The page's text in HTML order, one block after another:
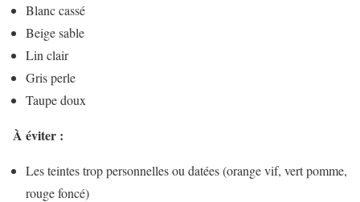
Blanc cassé
Beige sable
Lin clair
Gris perle
Taupe doux
À éviter :
Les teintes trop personnelles ou datées (orange vif, vert pomme,
rouge foncé)